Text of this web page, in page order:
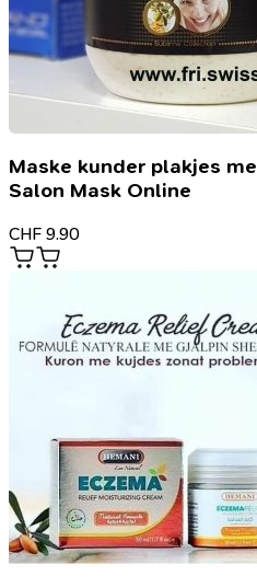
Maske kunder plakjes
Salon Mask Online
CHF 9.90